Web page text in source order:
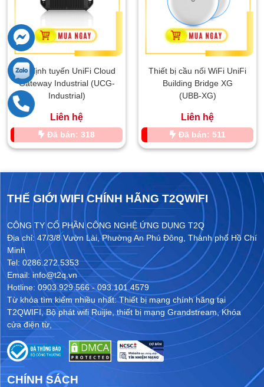
Bộ định tuyến UniFi Cloud
Gateway Industrial (UCG-
Industrial)
Liên hệ
Đã bán: 318
Thiết bị cầu nối WiFi UniFi
Building Bridge XG
(UBB‑XG)
Liên hệ
Đã bán: 511
THẾ GIỚI WIFI CHÍNH HÃNG T2QWIFI
CÔNG TY CỔ PHẦN CÔNG NGHỆ ỨNG DỤNG T2Q
Địa chỉ: 47/3/8 Vườn Lài, Phường An Phú Đông, Thành phố Hồ Chí
Minh
Tel: 0286.272.5353
Email: info@t2q.vn
Hotline: 0903.929.566 - 093.101.4579
Từ khóa tìm kiếm nhiều nhất:Thiết bị mạng chính hãng tại
T2QWIFI,Bộ phát wifi Ruijie,thiết bị mạng Grandstream,Khóa
cửa điện từ,
CHÍNH SÁCH